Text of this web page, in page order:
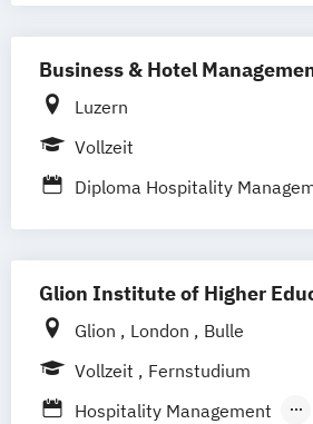
Business & Hotel
Luzern
Vollzeit
Diploma Hospitality
Higher Diploma Hospitality
Hospitality Management
Hotel and Hospitality
International Hospitality
Management
Glion Institute of Higher
Glion London
Bulle
Vollzeit
Fernstudium
Hospitality Management